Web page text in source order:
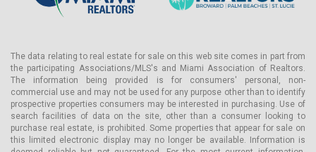
The data relating to real estate for sale on this web site comes in part from
the participating Associations/MLS's and Miami Association of Realtors.
The information being provided is for consumers' personal, non-
commercial use and may not be used for any purpose other than to identify
prospective properties consumers may be interested in purchasing. Use of
search facilities of data on the site, other than a consumer looking to
purchase real estate, is prohibited. Some properties that appear for sale on
this limited electronic display may no longer be available. Information is